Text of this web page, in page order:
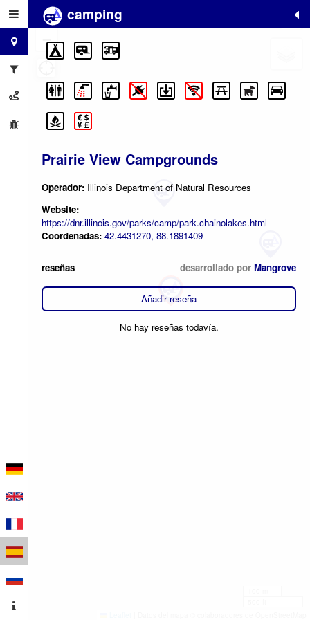
camping
Prairie View Campgrounds
Operador: Illinois Department of Natural Resources
Website:
https://dnr.illinois.gov/parks/camp/park.chainolakes.html
Coordenadas: 42.4431270,-88.1891409
reseñas desarrollado por Mangrove
Añadir reseña
No hay reseñas todavía.
+
−